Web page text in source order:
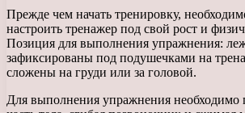
Прежде чем начать тренировку,
настроить тренажер под свой рост и
Позиция для выполнения упражнения:
зафиксированы под подушечками на
сложены на груди или за головой.
Для выполнения упражнения необходимо